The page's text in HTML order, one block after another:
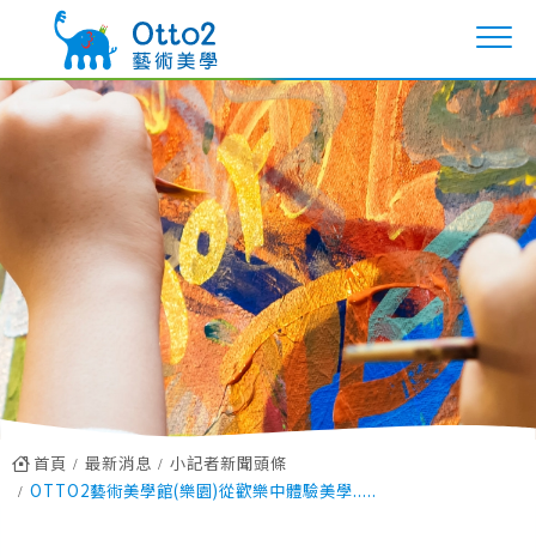
首頁 最新消息
小記者新聞頭條
OTTO2藝術美學館(樂園)從歡樂中體驗美學.....